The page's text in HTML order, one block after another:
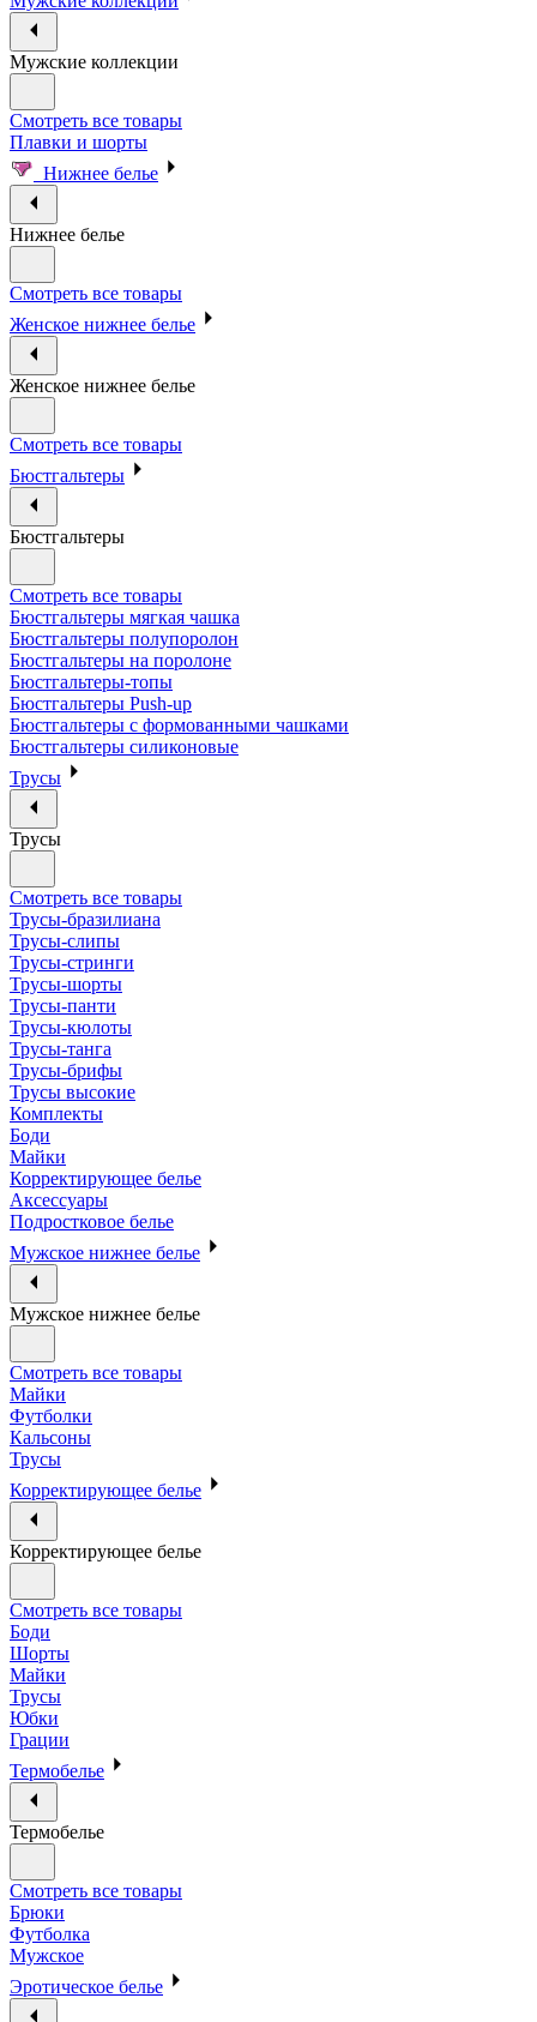
Мужские коллекции
Смотреть все товары
Плавки и шорты
Нижнее белье
Нижнее белье
Смотреть все товары
Женское нижнее белье
Женское нижнее белье
Смотреть все товары
Бюстгальтеры
Бюстгальтеры
Смотреть все товары
Бюстгальтеры мягкая чашка
Бюстгальтеры полупоролон
Бюстгальтеры на поролоне
Бюстгальтеры-топы
Бюстгальтеры Push-up
Бюстгальтеры с формованными чашками
Бюстгальтеры силиконовые
Трусы
Трусы
Смотреть все товары
Трусы-бразилиана
Трусы-слипы
Трусы-стринги
Трусы-шорты
Трусы-панти
Трусы-кюлоты
Трусы-танга
Трусы-брифы
Трусы высокие
Комплекты
Боди
Майки
Корректирующее белье
Аксессуары
Подростковое белье
Мужское нижнее белье
Мужское нижнее белье
Смотреть все товары
Майки
Футболки
Кальсоны
Трусы
Корректирующее белье
Корректирующее белье
Смотреть все товары
Боди
Шорты
Майки
Трусы
Юбки
Грации
Термобелье
Термобелье
Смотреть все товары
Брюки
Футболка
Мужское
Эротическое белье